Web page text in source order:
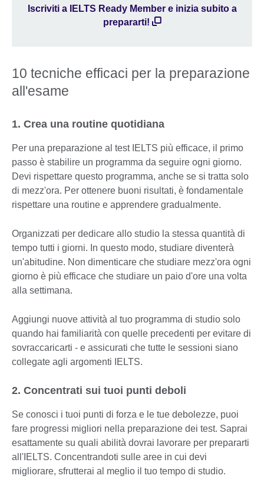
Iscriviti a IELTS Ready Member e inizia subito a
prepararti!
10 tecniche efficaci per la preparazione
all'esame
1. Crea una routine quotidiana
Per una preparazione al test IELTS più efficace, il primo
passo è stabilire un programma da seguire ogni giorno.
Devi rispettare questo programma, anche se si tratta solo
di mezz'ora. Per ottenere buoni risultati, è fondamentale
rispettare una routine e apprendere gradualmente.
Organizzati per dedicare allo studio la stessa quantità di
tempo tutti i giorni. In questo modo, studiare diventerà
un'abitudine. Non dimenticare che studiare mezz'ora ogni
giorno è più efficace che studiare un paio d'ore una volta
alla settimana.
Aggiungi nuove attività al tuo programma di studio solo
quando hai familiarità con quelle precedenti per evitare di
sovraccaricarti - e assicurati che tutte le sessioni siano
collegate agli argomenti IELTS.
2. Concentrati sui tuoi punti deboli
Se conosci i tuoi punti di forza e le tue debolezze, puoi
fare progressi migliori nella preparazione dei test. Saprai
esattamente su quali abilità dovrai lavorare per prepararti
all'IELTS. Concentrandoti sulle aree in cui devi
migliorare, sfrutterai al meglio il tuo tempo di studio.